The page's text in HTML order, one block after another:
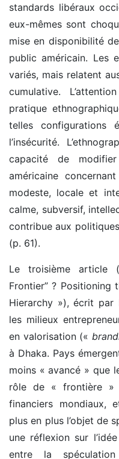
standards libéraux
eux-mêmes sont
mise en disponibilité
public américain. Les
variés, mais relatent
cumulative.
pratique
telles configurations
l’insécurité.
capacité de
américaine
modeste, locale et
calme, subversif,
contribue aux
(p. 61).
Le troisième article
Frontier” ? Positioning
Hierarchy »), écrit
les milieux
en valorisation («
à Dhaka. Pays
moins « avancé » que
rôle de « frontière »
financiers mondiaux,
plus en plus l’objet de
une réflexion sur
entre la